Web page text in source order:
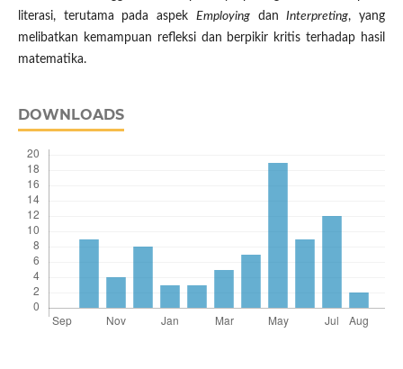
literasi, terutama pada aspek EmployingdanInterpreting, yang
melibatkan kemampuan refleksi dan berpikir kritis terhadap hasil
matematika.
DOWNLOADS